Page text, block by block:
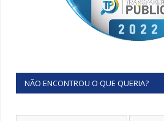
NÃO ENCONTROU O QUE QUERIA?